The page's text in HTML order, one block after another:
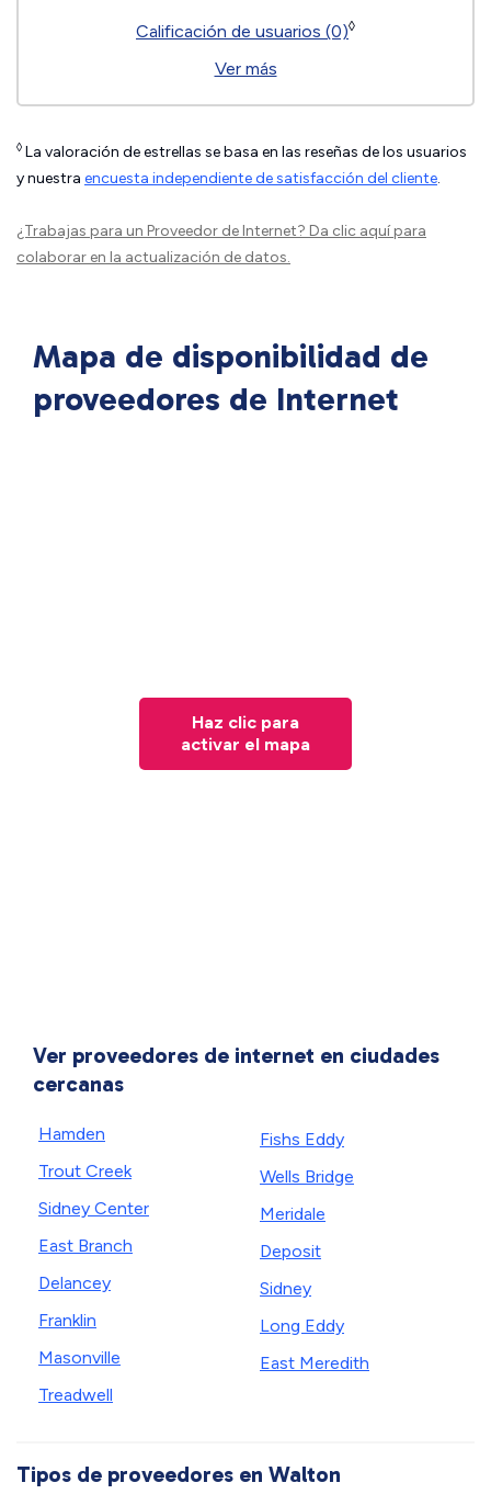
Calificación de usuarios (0)◊
Ver más
◊ La valoración de estrellas se basa en las reseñas de los usuarios
y nuestra encuesta independiente de satisfacción del cliente.
¿Trabajas para un Proveedor de Internet? Da clic aquípara
colaborar en la actualización de datos.
Mapa de disponibilidad de
proveedores de Internet
Haz clic para
activar el mapa
Ver proveedores de internet en ciudades
cercanas
Hamden
Trout Creek
Sidney Center
East Branch
Delancey
Franklin
Masonville
Treadwell
Fishs Eddy
Wells Bridge
Meridale
Deposit
Sidney
Long Eddy
East Meredith
Tipos de proveedores en Walton